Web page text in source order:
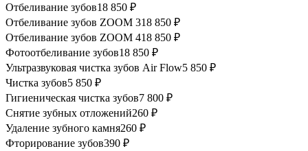
Отбеливание зубов18 850 ₽
Отбеливание зубов ZOOM 318 850 ₽
Отбеливание зубов ZOOM 418 850 ₽
Фотоотбеливание зубов18 850 ₽
Ультразвуковая чистка зубов Air Flow5 850 ₽
Чистка зубов5 850 ₽
Гигиеническая чистка зубов7 800 ₽
Снятие зубных отложений260 ₽
Удаление зубного камня260 ₽
Фторирование зубов390 ₽